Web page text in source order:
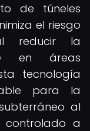
de túneles
el riesgo
reducir la
en áreas
tecnología
para la
al
controlado a